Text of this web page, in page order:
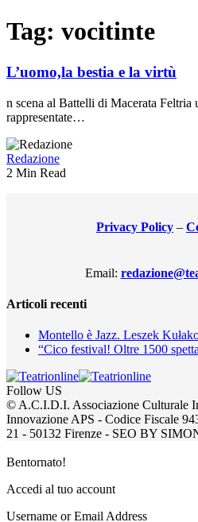
Tag: vocitinte
L’uomo,la bestia e la virtù
n scena al Battelli di Macerata Feltria
rappresentate…
Redazione
2 Min Read
Privacy Policy –
Email:
Articoli recenti
Montello è Jazz. Leszek
“Cico festival! Oltre 1500
Follow US
© A.C.I.D.I. Associazione Culturale
Innovazione APS - Codice Fiscale
21 - 50132 Firenze - SEO BY
Bentornato!
Accedi al tuo account
Username or Email Address